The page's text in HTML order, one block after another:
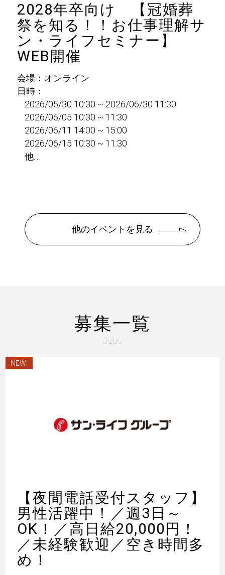
2028年卒向け 【冠婚葬
祭を知る！！お仕事理解サ
ン・ライフセミナー】
WEB開催
会場：オンライン
日時：
2026/05/30 10:30 ~ 2026/06/30 11:30
2026/06/05 10:30 ~ 11:30
2026/06/11 14:00 ~ 15:00
2026/06/15 10:30 ~ 11:30
他...
他のイベントを見る
募集一覧
Jobs
NEW!
【夜間電話受付スタッフ】
男性活躍中！／週3日～
OK！／高日給20,000円！
／未経験歓迎／空き時間多
め！